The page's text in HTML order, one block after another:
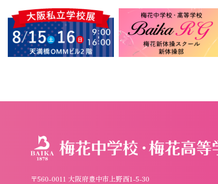
〒560-0011 大阪府豊中市上野西1-5-30